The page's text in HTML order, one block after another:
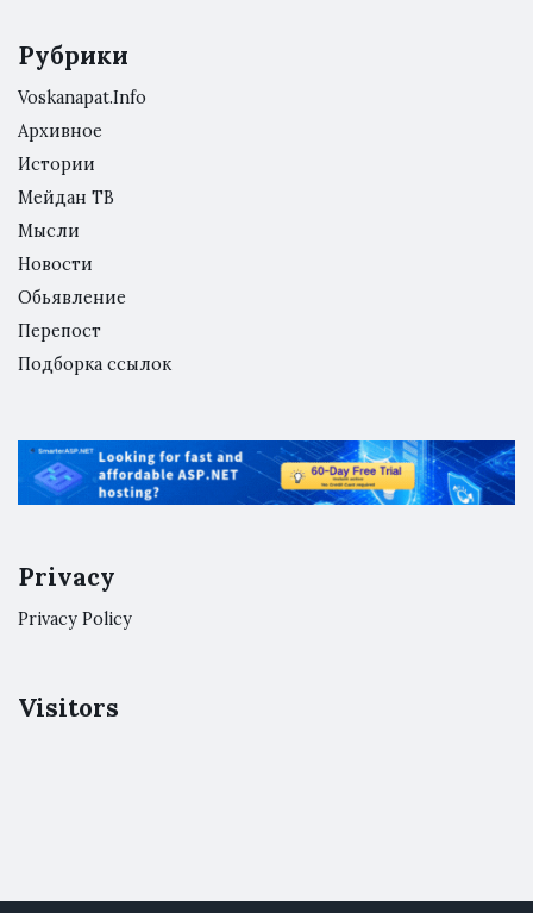
Рубрики
Voskanapat.Info
Архивное
Истории
Мейдан ТВ
Мысли
Новости
Обьявление
Перепост
Подборка ссылок
Privacy
Privacy Policy
Visitors